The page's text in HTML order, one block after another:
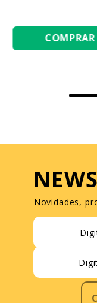
COMPRAR
Novidades,